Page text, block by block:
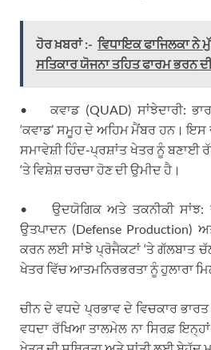
ਹੋਰ ਖ਼ਬਰਾਂ :- ਵਿਧਾਇਕ ਫਾਜਿਲਕਾ ਨੇ
ਸਤਿਕਾਰ ਯੋਜਨਾ ਤਹਿਤ ਫਾਰਮ ਭਰਨ
• ਕਵਾਡ (QUAD) ਸਾਂਝੇਦਾਰੀ:
‘ਕਵਾਡ’ ਸਮੂਹ ਦੇ ਅਹਿਮ ਮੈਂਬਰ ਹਨ।
ਸਮਾਵੇਸ਼ੀ ਹਿੰਦ-ਪ੍ਰਸ਼ਾਂਤ ਖੇਤਰ ਨੂੰ ਬਣਾਈ
‘ਤੇ ਵਿਸ਼ੇਸ਼ ਚਰਚਾ ਹੋਣ ਦੀ ਉਮੀਦ ਹੈ।
• ਉਦਯੋਗਿਕ ਅਤੇ ਤਕਨੀਕੀ ਸਾਂਝ:
ਉਤਪਾਦਨ (Defense
ਕਰਨ ਲਈ ਸਾਂਝੇ ਪ੍ਰੋਜੈਕਟਾਂ ‘ਤੇ ਗੱਲਬਾਤ
ਖੇਤਰ ਵਿੱਚ ਆਤਮਨਿਰਭਰਤਾ ਨੂੰ ਹੁਲਾਰਾ
ਚੀਨ ਦੇ ਵਧਦੇ ਪ੍ਰਭਾਵ ਦੇ ਵਿਚਕਾਰ
ਵਧਦਾ ਰੱਖਿਆ ਤਾਲਮੇਲ ਨਾ ਸਿਰਫ਼